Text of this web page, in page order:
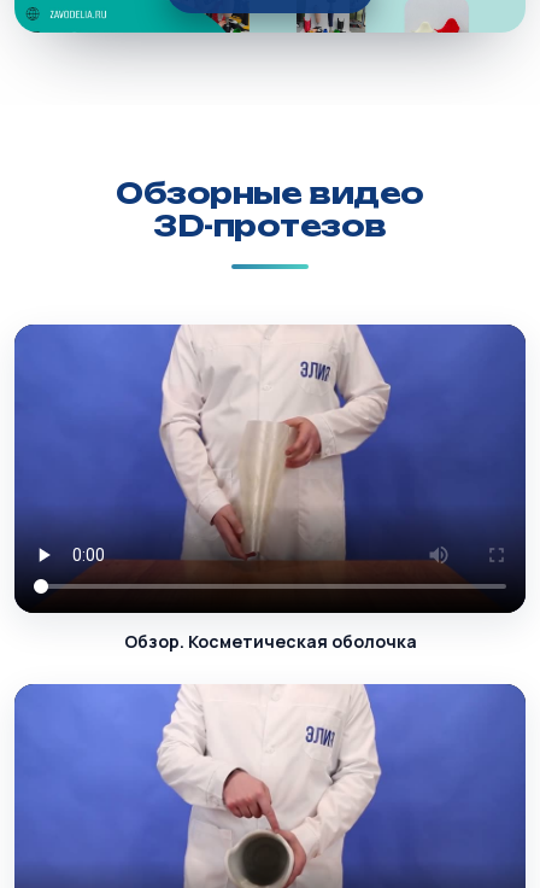
Обзорные видео
3D-протезов
Обзор. Косметическая оболочка